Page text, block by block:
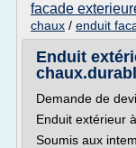
facade
chaux / enduit
Enduit
Demande de
Enduit extérieur
Soumis aux